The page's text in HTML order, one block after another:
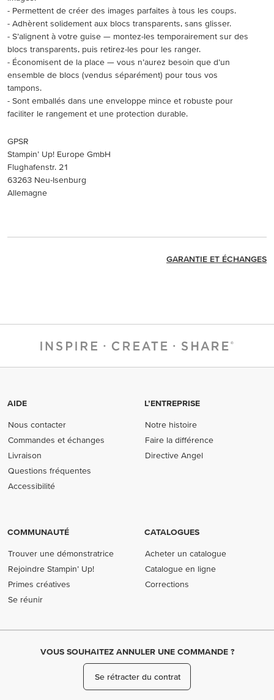
- Permettent de créer des images parfaites à tous les coups.
- Adhèrent solidement aux blocs transparents, sans glisser.
- S’alignent à votre guise — montez-les temporairement sur des
blocs transparents, puis retirez-les pour les ranger.
- Économisent de la place — vous n’aurez besoin que d’un
ensemble de blocs (vendus séparément) pour tous vos
tampons.
- Sont emballés dans une enveloppe mince et robuste pour
faciliter le rangement et une protection durable.
GPSR
Stampin’ Up! Europe GmbH
Flughafenstr. 21
63263 Neu-Isenburg
Allemagne
GARANTIE ET ÉCHANGES
AIDE
Nous contacter
Commandes et échanges
Livraison
Questions fréquentes
Accessibilité
L’ENTREPRISE
Notre histoire
Faire la différence
Directive Angel
COMMUNAUTÉ
Trouver une démonstratrice
Rejoindre Stampin’ Up!
Primes créatives
Se réunir
CATALOGUES
Acheter un catalogue
Catalogue en ligne
Corrections
VOUS SOUHAITEZ ANNULER UNE COMMANDE ?
Se rétracter du contrat